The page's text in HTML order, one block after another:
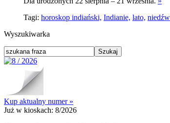
Tagi: horoskop indiański, Indianie, lato,
Wyszukiwarka
Kup aktualny numer »
Już w kioskach: 8/2026